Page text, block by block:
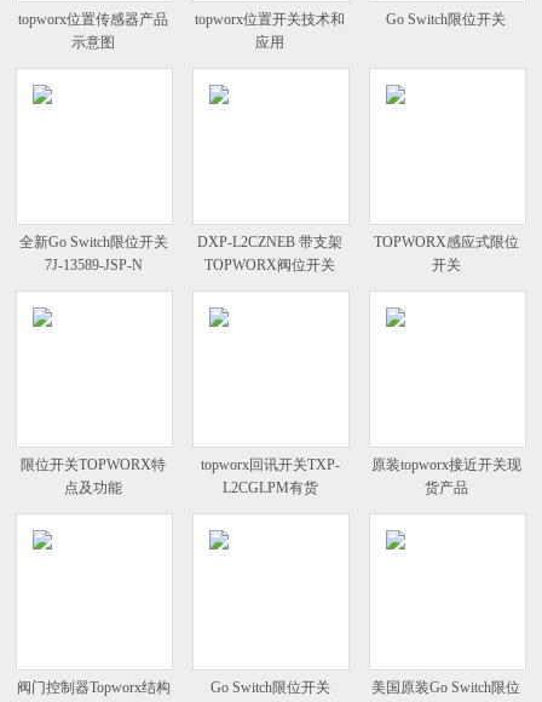
topworx位置传感器产品
示意图
topworx位置开关技术和
应用
Go Switch限位开关
全新Go Switch限位开关
7J-13589-JSP-N
DXP-L2CZNEB 带支架
TOPWORX阀位开关
TOPWORX感应式限位
开关
限位开关TOPWORX特
点及功能
topworx回讯开关TXP-
L2CGLPM有货
原装topworx接近开关现
货产品
阀门控制器Topworx结构
Go Switch限位开关
美国原装Go Switch限位